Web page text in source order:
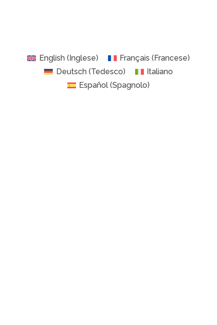
English(Inglese) Français (Francese)
Deutsch(Tedesco)
Italiano
Español (Spagnolo)